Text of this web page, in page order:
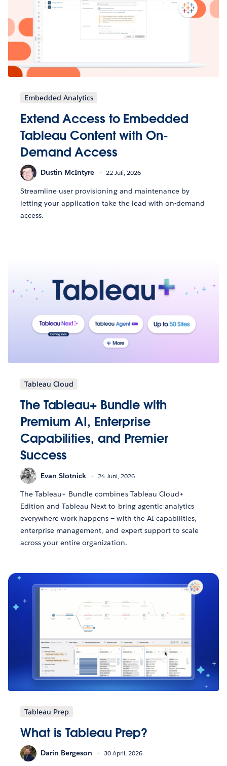
Embedded Analytics
Extend Access to Embedded
Tableau Content with On-
Demand Access
Dustin McIntyre 22 Juli, 2026
Streamline user provisioning and maintenance by
letting your application take the lead with on-demand
access.
Tableau Cloud
The Tableau+ Bundle with
Premium AI, Enterprise
Capabilities, and Premier
Success
Evan Slotnick 24 Juni, 2026
The Tableau+ Bundle combines Tableau Cloud+
Edition and Tableau Next to bring agentic analytics
everywhere work happens — with the AI capabilities,
enterprise management, and expert support to scale
across your entire organization.
Tableau Prep
What is Tableau Prep?
Darin Bergeson 30 April, 2026